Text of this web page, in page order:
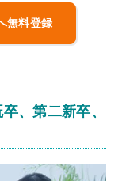
無料登録
、第二新卒、